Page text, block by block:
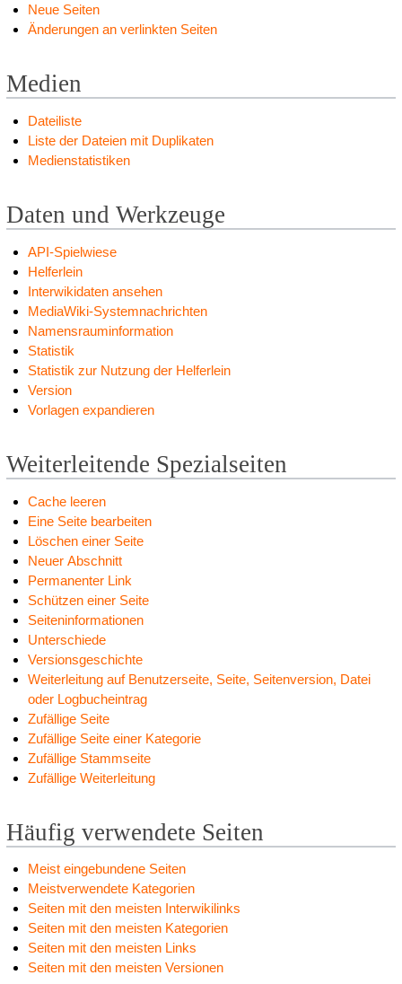
Neue Seiten
Änderungen an verlinkten Seiten
Medien
Dateiliste
Liste der Dateien mit Duplikaten
Medienstatistiken
Daten und Werkzeuge
API-Spielwiese
Helferlein
Interwikidaten ansehen
MediaWiki-Systemnachrichten
Namensrauminformation
Statistik
Statistik zur Nutzung der Helferlein
Version
Vorlagen expandieren
Weiterleitende Spezialseiten
Cache leeren
Eine Seite bearbeiten
Löschen einer Seite
Neuer Abschnitt
Permanenter Link
Schützen einer Seite
Seiteninformationen
Unterschiede
Versionsgeschichte
Weiterleitung auf Benutzerseite, Seite, Seitenversion, Datei
oder Logbucheintrag
Zufällige Seite
Zufällige Seite einer Kategorie
Zufällige Stammseite
Zufällige Weiterleitung
Häufig verwendete Seiten
Meist eingebundene Seiten
Meistverwendete Kategorien
Seiten mit den meisten Interwikilinks
Seiten mit den meisten Kategorien
Seiten mit den meisten Links
Seiten mit den meisten Versionen